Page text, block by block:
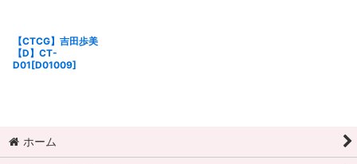
【CTCG】吉田歩美
【D】CT-
D01[D01009]
ホーム